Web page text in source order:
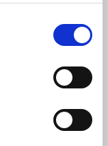
терена
и щастлив от